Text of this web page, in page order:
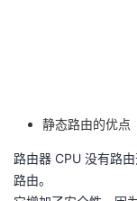
的
课
我
的
我
技
术
的
云
静态路由的优点
路由器 CPU 没有路
路由。